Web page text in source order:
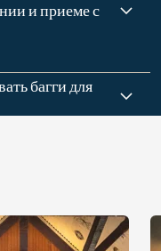
и приеме с
багги для